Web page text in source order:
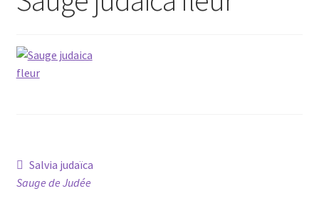
L’emballage
Navigation
de
Article
précédent :
Salvia judaïca
Sauge de Judée